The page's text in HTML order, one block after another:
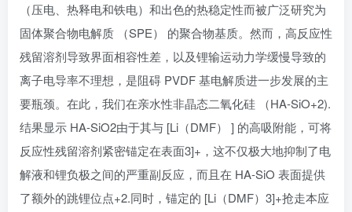
（压电、热释电和铁电）和出色的热稳定性而被广泛研究为
固体聚合物电解质 （SPE） 的聚合物基质。然而，高反应性
残留溶剂导致界面相容性差，以及锂输运动力学缓慢导致的
离子电导率不理想，是阻碍 PVDF 基电解质进一步发展的主
要瓶颈。在此，我们在亲水性非晶态二氧化硅 （HA-SiO+2).
结果显示 HA-SiO2由于其与 [Li（DMF） ] 的高吸附能，可将
反应性残留溶剂紧密锚定在表面3]+，这不仅极大地抑制了电
解液和锂负极之间的严重副反应，而且在 HA-SiO 表面提供
了额外的跳锂位点+2.同时，锚定的 [Li（DMF）3]+抢走本应